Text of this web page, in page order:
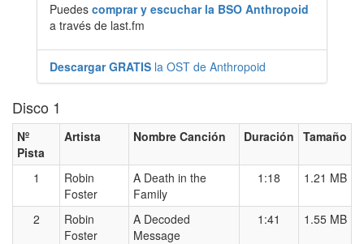
Puedes comprar y escuchar la BSO Anthropoid
a través de last.fm
Descargar GRATIS la OST de Anthropoid
Disco 1
Nº
Pista
Artista Nombre Canción Duración Tamaño
1
Robin
Foster
A Death in the
Family
1:18 1.21 MB
2
Robin
Foster
A Decoded
Message
1:41 1.55 MB